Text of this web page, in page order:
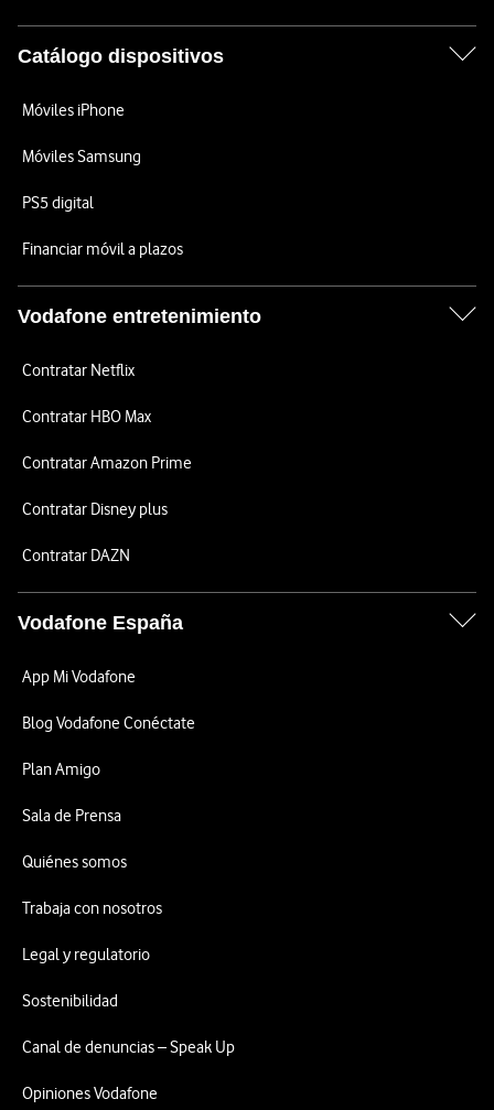
Catálogo dispositivos
Móviles iPhone
Móviles Samsung
PS5 digital
Financiar móvil a plazos
Vodafone entretenimiento
Contratar Netflix
Contratar HBO Max
Contratar Amazon Prime
Contratar Disney plus
Contratar DAZN
Vodafone España
App Mi Vodafone
Blog Vodafone Conéctate
Plan Amigo
Sala de Prensa
Quiénes somos
Trabaja con nosotros
Legal y regulatorio
Sostenibilidad
Canal de denuncias – Speak Up
Opiniones Vodafone